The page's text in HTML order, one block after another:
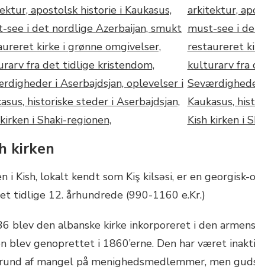
kirken
i Kish, lokalt kendt som Kiş kilsəsi, er en
tidlige 12. århundrede (990-1160 e.Kr.)
blev den albanske kirke inkorporeret i den
blev genoprettet i 1860’erne. Den har været
af mangel på menighedsmedlemmer, men